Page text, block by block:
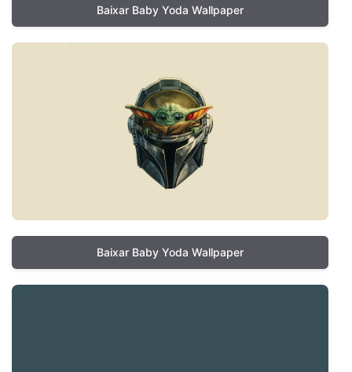
Baixar Baby Yoda Wallpaper
Baixar Baby Yoda Wallpaper